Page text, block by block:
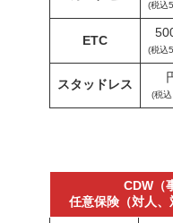
(税込
ETC
(税込
スタッドレス
(税
CDW（
任意保険（対人